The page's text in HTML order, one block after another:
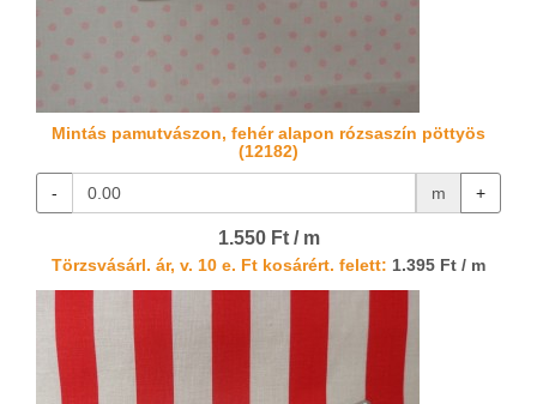
Mintás pamutvászon, fehér alapon rózsaszín pöttyös
(12182)
- m +
1.550 Ft / m
Törzsvásárl. ár, v. 10 e. Ft kosárért. felett: 1.395 Ft / m